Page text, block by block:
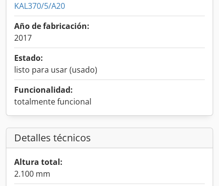
KAL370/5/A20
Año de fabricación:
2017
Estado:
listo para usar (usado)
Funcionalidad:
totalmente funcional
Detalles técnicos
Altura total:
2.100 mm